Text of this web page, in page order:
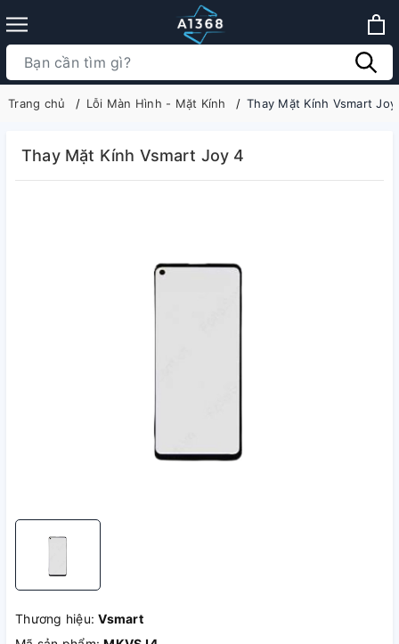
Trang chủ Lỗi Màn Hình - Mặt Kính Thay Mặt Kính Vsmart
Thay Mặt Kính Vsmart Joy 4
Thương hiệu:Vsmart